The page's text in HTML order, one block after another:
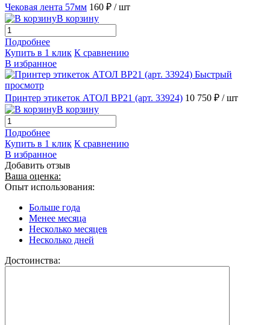
Чековая лента 57мм 160 ₽ / шт
В корзину
Подробнее
Купить в 1 клик К сравнению
В избранное
Быстрый
просмотр
Принтер этикеток АТОЛ BP21 (арт. 33924) 10 750 ₽ / шт
В корзину
Подробнее
Купить в 1 клик К сравнению
В избранное
Добавить отзыв
Ваша оценка:
Опыт использования:
Больше года
Менее месяца
Несколько месяцев
Несколько дней
Достоинства: